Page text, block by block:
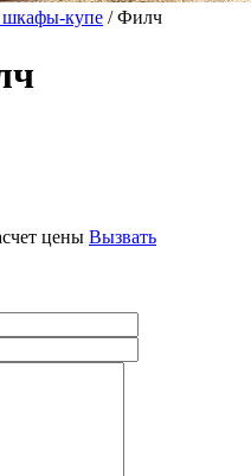
купе / Филч
цены Вызвать